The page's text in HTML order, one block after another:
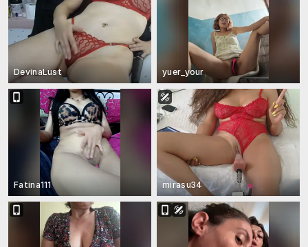
DevinaLust yuer_your
Fatina111 mirasu34